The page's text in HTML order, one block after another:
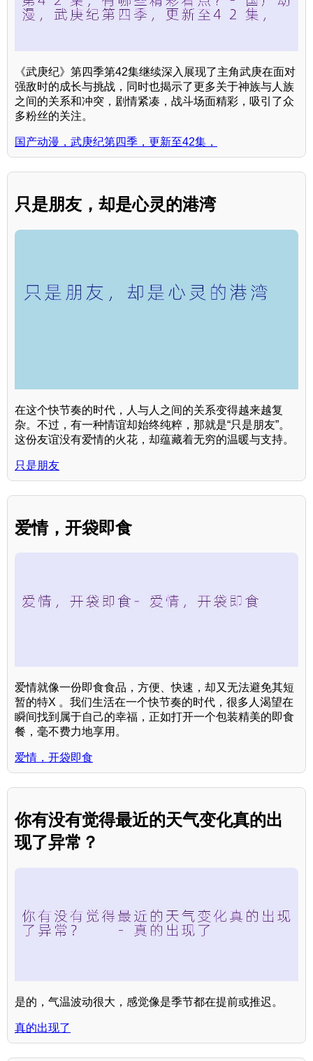
《武庚纪》第四季第42集继续深入展现了主角武庚在面对
强敌时的成长与挑战，同时也揭示了更多关于神族与人族
之间的关系和冲突，剧情紧凑，战斗场面精彩，吸引了众
多粉丝的关注。
国产动漫，武庚纪第四季，更新至42集，
只是朋友，却是心灵的港湾
在这个快节奏的时代，人与人之间的关系变得越来越复
杂。不过，有一种情谊却始终纯粹，那就是“只是朋友”。
这份友谊没有爱情的火花，却蕴藏着无穷的温暖与支持。
只是朋友
爱情，开袋即食
爱情就像一份即食食品，方便、快速，却又无法避免其短
暂的特X 。我们生活在一个快节奏的时代，很多人渴望在
瞬间找到属于自己的幸福，正如打开一个包装精美的即食
餐，毫不费力地享用。
爱情，开袋即食
你有没有觉得最近的天气变化真的出
现了异常？
是的，气温波动很大，感觉像是季节都在提前或推迟。
真的出现了